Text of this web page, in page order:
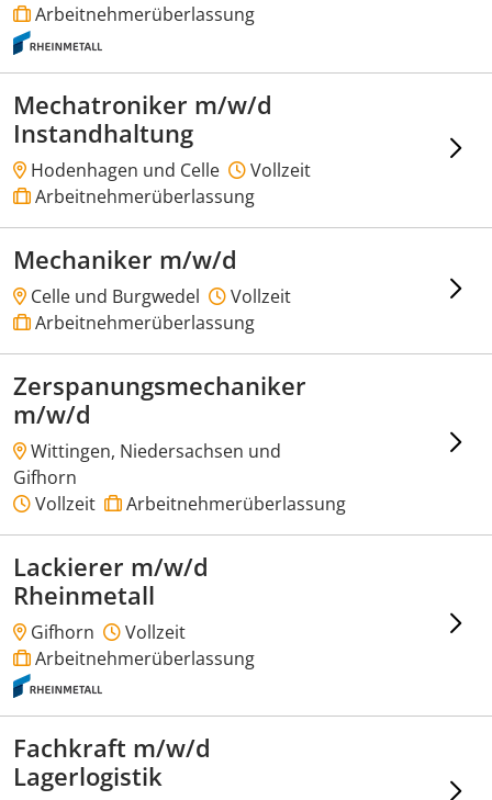
Arbeitnehmerüberlassung
Mechatroniker m/w/d
Instandhaltung
Hodenhagen und Celle
Vollzeit
Arbeitnehmerüberlassung
Mechaniker m/w/d
Celle und Burgwedel
Vollzeit
Arbeitnehmerüberlassung
Zerspanungsmechaniker
m/w/d
Wittingen, Niedersachsen und
Gifhorn
Vollzeit
Arbeitnehmerüberlassung
Lackierer m/w/d
Rheinmetall
Gifhorn
Vollzeit
Arbeitnehmerüberlassung
Fachkraft m/w/d
Lagerlogistik